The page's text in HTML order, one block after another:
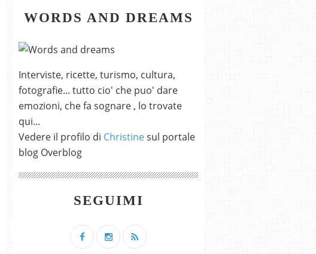
WORDS AND DREAMS
Interviste, ricette, turismo, cultura,
fotografie... tutto cio' che puo' dare
emozioni, che fa sognare , lo trovate
qui...
Vedere il profilo di Christinesul portale
blog Overblog
SEGUIMI